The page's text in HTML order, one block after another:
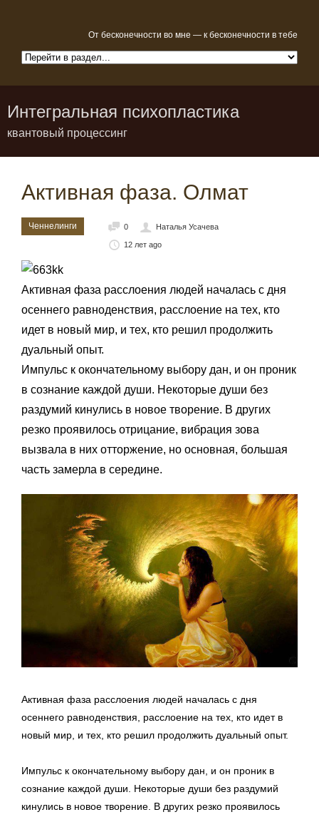
От бесконечности во мне — к бесконечности в тебе
Интегральная психопластика
квантовый процессинг
Активная фаза. Олмат
Ченнелинги 0 Наталья Усачева
12 лет ago
Активная фаза расслоения людей началась с дня
осеннего равноденствия, расслоение на тех, кто
идет в новый мир, и тех, кто решил продолжить
дуальный опыт.
Импульс к окончательному выбору дан, и он проник
в сознание каждой души. Некоторые души без
раздумий кинулись в новое творение. В других
резко проявилось отрицание, вибрация зова
вызвала в них отторжение, но основная, большая
часть замерла в середине.
Активная фаза расслоения людей началась с дня
осеннего равноденствия, расслоение на тех, кто идет в
новый мир, и тех, кто решил продолжить дуальный опыт.
Импульс к окончательному выбору дан, и он проник в
сознание каждой души. Некоторые души без раздумий
кинулись в новое творение. В других резко проявилось